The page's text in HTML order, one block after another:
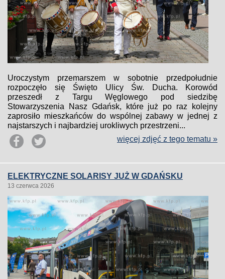
Uroczystym przemarszem w sobotnie przedpołudnie
rozpoczęło się Święto Ulicy Św. Ducha. Korowód
przeszedł z Targu Węglowego pod siedzibę
Stowarzyszenia Nasz Gdańsk, które już po raz kolejny
zaprosiło mieszkańców do wspólnej zabawy w jednej z
najstarszych i najbardziej urokliwych przestrzeni...
więcej zdjęć z tego tematu »
ELEKTRYCZNE SOLARISY JUŻ W GDAŃSKU
13 czerwca 2026